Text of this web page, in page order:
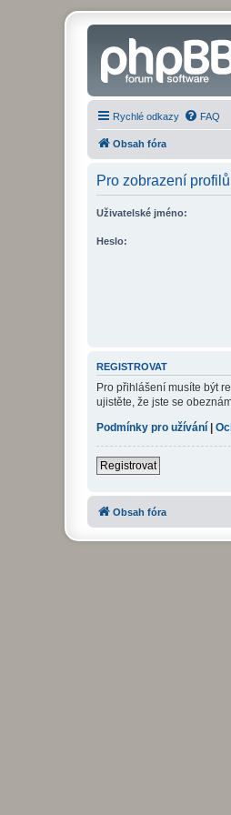
Rychlé odkazy FAQ
Obsah fóra
Pro zobrazení
Uživatelské jméno:
Heslo:
REGISTROVAT
Pro přihlášení musíte být
ujistěte, že jste se
Podmínky pro užívání
Registrovat
Obsah fóra